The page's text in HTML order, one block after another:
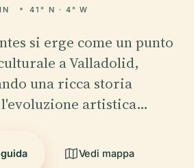
41° N · 4° W
si erge come un punto
a Valladolid,
una ricca storia
artistica…
Vedi mappa